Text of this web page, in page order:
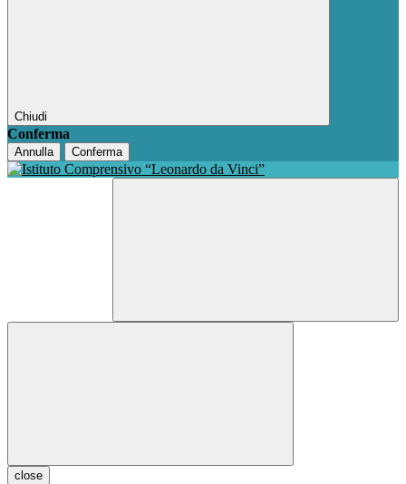
Chiudi
Conferma
Annulla Conferma
close